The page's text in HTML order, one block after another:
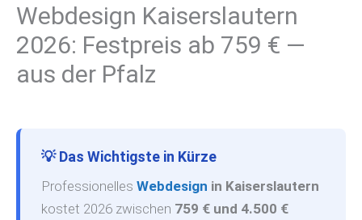
Webdesign Kaiserslautern
2026: Festpreis ab 759 € —
aus der Pfalz
💡 Das Wichtigste in Kürze
Professionelles Webdesign in Kaiserslautern
kostet 2026 zwischen 759 € und 4.500 €